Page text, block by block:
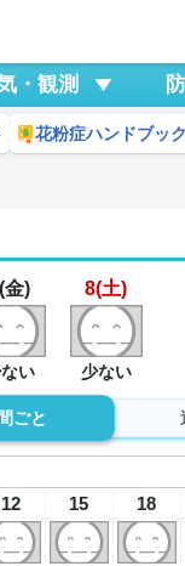
・観測
花粉症ハンドブック
金)
い
8(土)
少ない
ごと
12 15 18